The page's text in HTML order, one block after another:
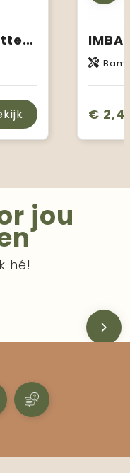
Scoll houten onderzetter met flesopener
€
jou
hé!